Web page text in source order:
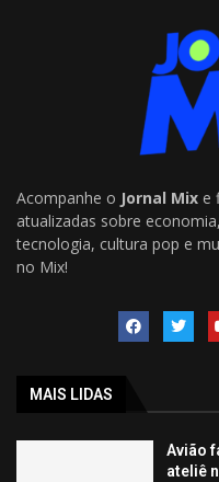
Acompanhe o Jornal Mix e
atualizadas sobre
tecnologia, cultura pop e
no Mix!
MAIS LIDAS
Avião
ateliê